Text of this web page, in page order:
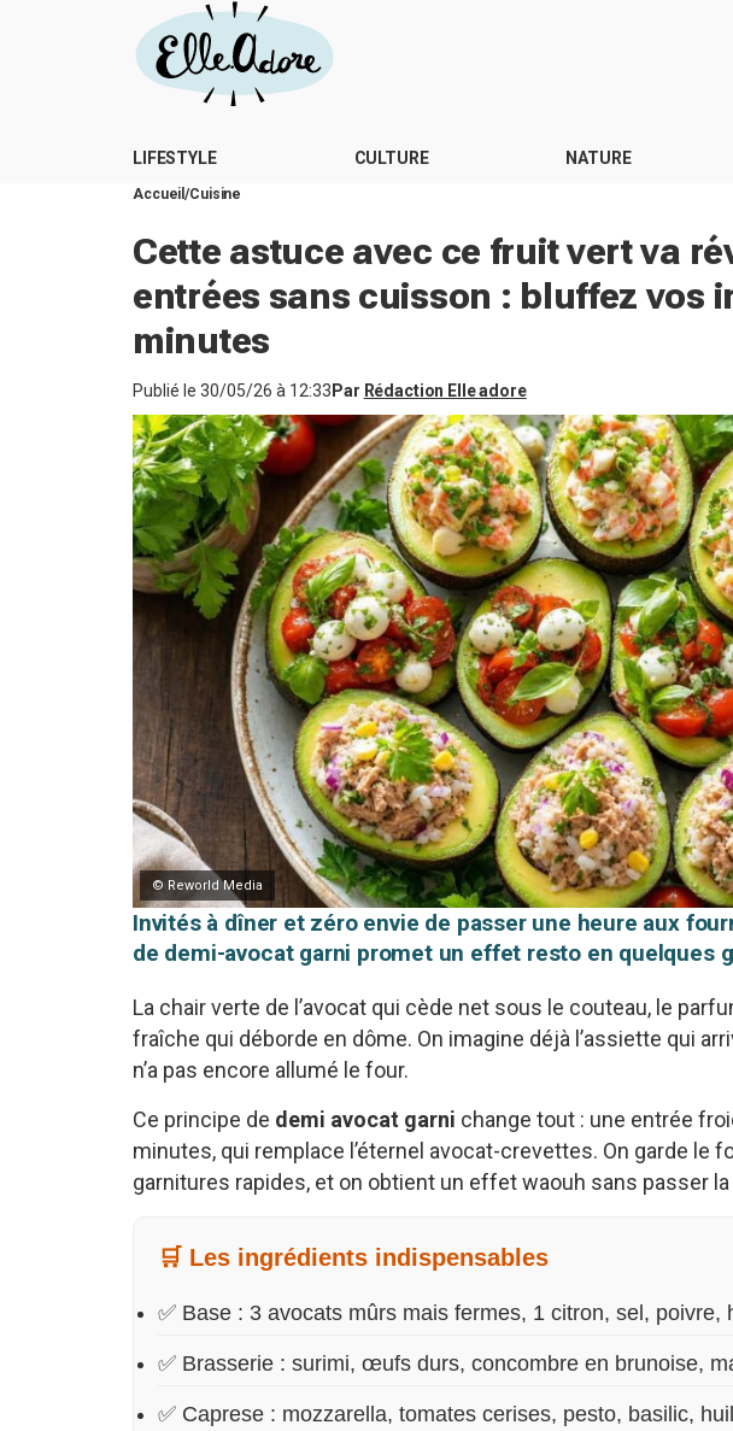
LIFESTYLE CULTURE NATURE
Accueil Cuisine
Cette astuce avec ce fruit vert va
entrées sans cuisson : bluffez vos
minutes
Publié le 30/05/26 à 12:33 Par Rédaction Elle adore
© Reworld Media
Invités à dîner et zéro envie de passer une heure aux
de demi-avocat garni promet un effet resto en quelques
La chair verte de l’avocat qui cède net sous le couteau, le
fraîche qui déborde en dôme. On imagine déjà l’assiette qui
n’a pas encore allumé le four.
Ce principe de demi avocat garni change tout : une entrée
minutes, qui remplace l’éternel avocat-crevettes. On garde le
garnitures rapides, et on obtient un effet waouh sans passer
🛒 Les ingrédients indispensables
✅ Base : 3 avocats mûrs mais fermes, 1 citron, sel, poivre,
✅ Brasserie : surimi, œufs durs, concombre en brunoise,
✅ Caprese : mozzarella, tomates cerises, pesto, basilic,